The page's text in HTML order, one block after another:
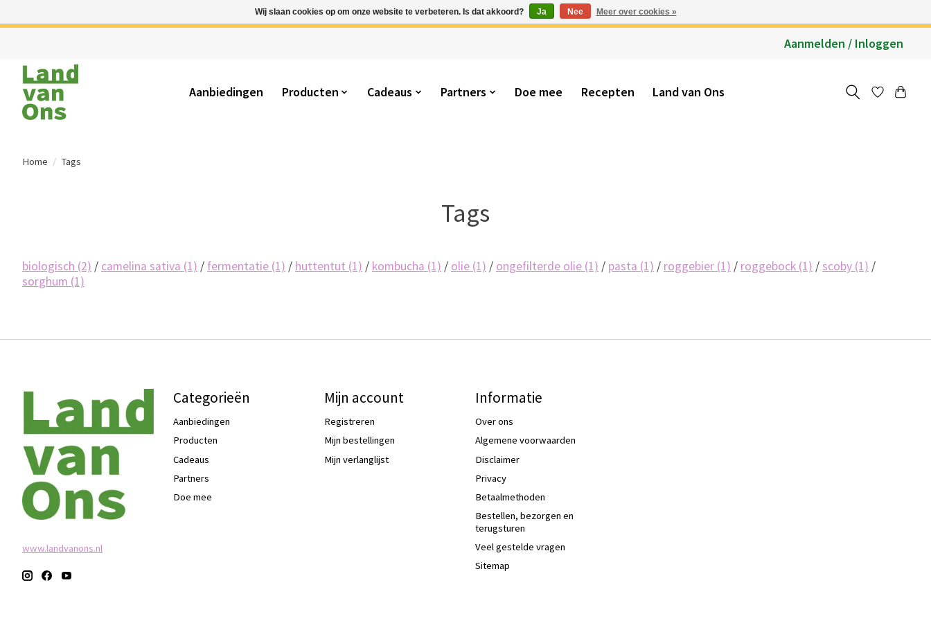
Aanmelden / Inloggen
Aanbiedingen Producten Cadeaus Partners Doe mee Recepten Land van Ons
Home / Tags
Tags
biologisch (2) / camelina sativa (1) / fermentatie (1) / huttentut (1) / kombucha (1) / olie (1) / ongefilterde olie (1) / pasta (1) / roggebier (1) / roggebock (1) /scoby (1) /
sorghum (1)
www.landvanons.nl
Categorieën
Aanbiedingen
Producten
Cadeaus
Partners
Doe mee
Mijn account
Registreren
Mijn bestellingen
Mijn verlanglijst
Informatie
Over ons
Algemene voorwaarden
Disclaimer
Privacy
Betaalmethoden
Bestellen, bezorgen en
terugsturen
Veel gestelde vragen
Sitemap
Wij slaan cookies op om onze website te verbeteren. Is dat akkoord? Ja Nee Meer over cookies »